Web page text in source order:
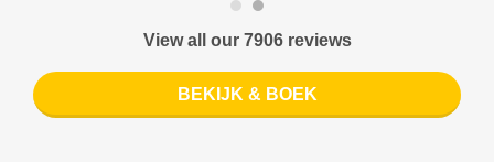
View all our 7906 reviews
BEKIJK & BOEK